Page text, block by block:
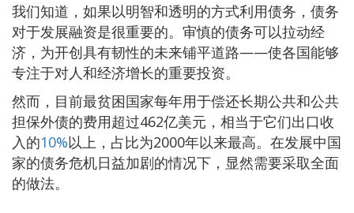
我们知道，如果以明智和透明的方式利用债务，债务
对于发展融资是很重要的。审慎的债务可以拉动经
济，为开创具有韧性的未来铺平道路——使各国能够
专注于对人和经济增长的重要投资。
然而，目前最贫困国家每年用于偿还长期公共和公共
担保外债的费用超过462亿美元，相当于它们出口收
入的10%以上，占比为2000年以来最高。在发展中国
家的债务危机日益加剧的情况下，显然需要采取全面
的做法。